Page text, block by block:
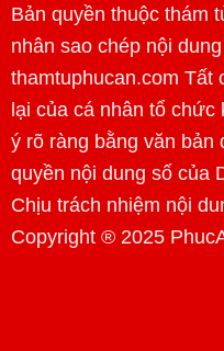
Bản quyền thuộc thám
nhân sao chép nội
thamtuphucan.com Tất
lại của cá nhân tổ
ý rõ ràng bằng văn bản
quyền nội dung số của
Chịu trách nhiệm nội
Copyright ® 2025